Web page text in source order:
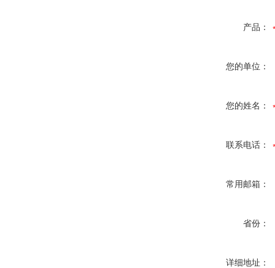
产品：
您的单位：
您的姓名：
联系电话：
常用邮箱：
省份：
详细地址：